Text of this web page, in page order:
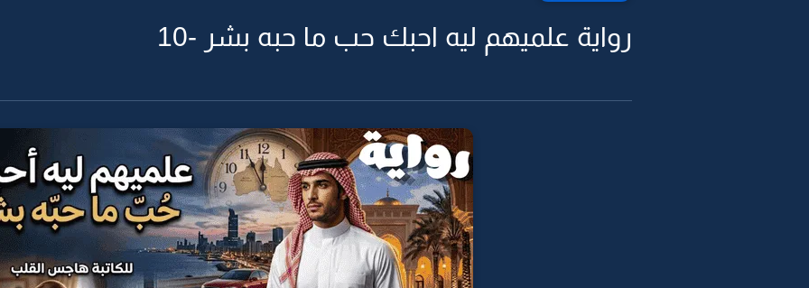
رواية علميهم ليه احبك حب ما حبه بشر -10